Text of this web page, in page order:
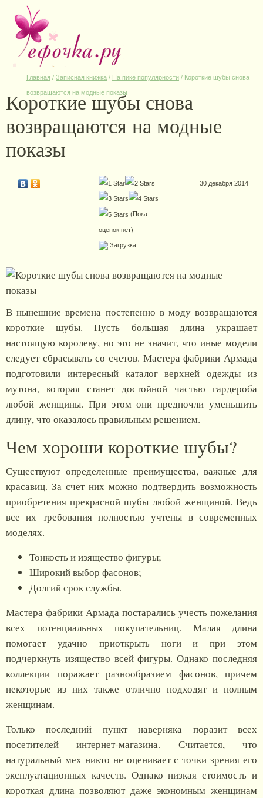
Главная / Записная книжка / На пике популярности / Короткие шубы снова
возвращаются на модные показы
Короткие шубы снова
возвращаются на модные
показы
(Пока
оценок нет)
Загрузка...
30 декабря 2014
В нынешние времена постепенно в моду возвращаются
короткие шубы. Пусть большая длина украшает
настоящую королеву, но это не значит, что иные модели
следует сбрасывать со счетов. Мастера фабрики Армада
подготовили интересный каталог верхней одежды из
мутона, которая станет достойной частью гардероба
любой женщины. При этом они предпочли уменьшить
длину, что оказалось правильным решением.
Чем хороши короткие шубы?
Существуют определенные преимущества, важные для
красавиц. За счет них можно подтвердить возможность
приобретения прекрасной шубы любой женщиной. Ведь
все их требования полностью учтены в современных
моделях.
Тонкость и изящество фигуры;
Широкий выбор фасонов;
Долгий срок службы.
Мастера фабрики Армада постарались учесть пожелания
всех потенциальных покупательниц. Малая длина
помогает удачно приоткрыть ноги и при этом
подчеркнуть изящество всей фигуры. Однако последняя
коллекции поражает разнообразием фасонов, причем
некоторые из них также отлично подходят и полным
женщинам.
Только последний пункт наверняка поразит всех
посетителей интернет-магазина. Считается, что
натуральный мех никто не оценивает с точки зрения его
эксплуатационных качеств. Однако низкая стоимость и
короткая длина позволяют даже экономным женщинам